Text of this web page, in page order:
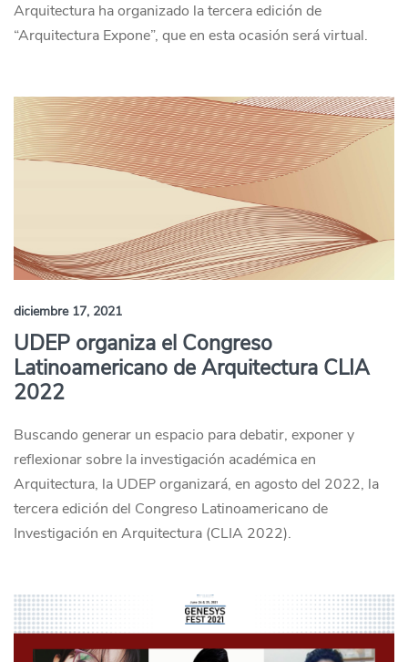
Arquitectura ha organizado la tercera edición de
“Arquitectura Expone”, que en esta ocasión será virtual.
diciembre 17, 2021
UDEP organiza el Congreso
Latinoamericano de Arquitectura CLIA
2022
Buscando generar un espacio para debatir, exponer y
reflexionar sobre la investigación académica en
Arquitectura, la UDEP organizará, en agosto del 2022, la
tercera edición del Congreso Latinoamericano de
Investigación en Arquitectura (CLIA 2022).